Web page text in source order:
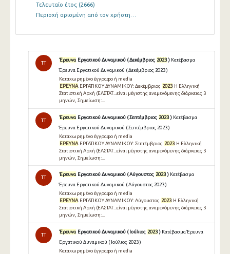
Τελευταίο έτος (2666)
Περιοχή ορισμένη από τον χρήστη…
TT
Έρευνα Εργατικού Δυναμικού ( Δεκέμβριος 2023) Κατέβασμα
Έρευνα Εργατικού Δυναμικού ( Δεκέμβριος 2023 )
Καταχωρημένο έγγραφο ή media
ΕΡΕΥΝΑΕΡΓΑΤΙΚΟΥ ΔΥΝΑΜΙΚΟΥ: Δεκέμβριος 2023Η Ελληνική
Στατιστική Αρχή (ΕΛΣΤΑΤ...είναι μέγιστης αναμενόμενης διάρκειας 3
μηνών, Σημείωση:...
TT
Έρευνα Εργατικού Δυναμικού ( Σεπτέμβριος 2023) Κατέβασμα
Έρευνα Εργατικού Δυναμικού ( Σεπτέμβριος 2023 )
Καταχωρημένο έγγραφο ή media
ΕΡΕΥΝΑΕΡΓΑΤΙΚΟΥ ΔΥΝΑΜΙΚΟΥ: Σεπτέμβριος 2023Η Ελληνική
Στατιστική Αρχή (ΕΛΣΤΑΤ...είναι μέγιστης αναμενόμενης διάρκειας 3
μηνών, Σημείωση:...
TT
Έρευνα Εργατικού Δυναμικού ( Αύγουστος 2023) Κατέβασμα
Έρευνα Εργατικού Δυναμικού ( Αύγουστος 2023 )
Καταχωρημένο έγγραφο ή media
ΕΡΕΥΝΑΕΡΓΑΤΙΚΟΥ ΔΥΝΑΜΙΚΟΥ: Αύγουστος 2023Η Ελληνική
Στατιστική Αρχή (ΕΛΣΤΑΤ...είναι μέγιστης αναμενόμενης διάρκειας 3
μηνών, Σημείωση:...
TT
Έρευνα Εργατικού Δυναμικού ( Ιούλιος 2023) Κατέβασμα Έρευνα
Εργατικού Δυναμικού ( Ιούλιος 2023 )
Καταχωρημένο έγγραφο ή media